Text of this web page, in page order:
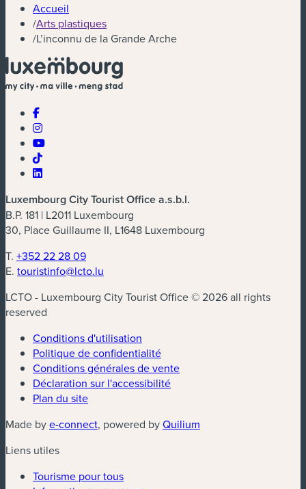
Accueil
/Arts plastiques
/L’inconnu de la Grande Arche
Luxembourg City Tourist Office a.s.b.l.
B.P. 181 | L2011 Luxembourg
30, Place Guillaume II, L1648 Luxembourg
T. +352 22 28 09
E. touristinfo@lcto.lu
LCTO - Luxembourg City Tourist Office © 2026 all rights
reserved
Conditions d'utilisation
Politique de confidentialité
Conditions générales de vente
Déclaration sur l'accessibilité
Plan du site
Made bye-connect(nouvelle fenêtre)
, powered byQuilium
Liens utiles
Tourisme pour tous